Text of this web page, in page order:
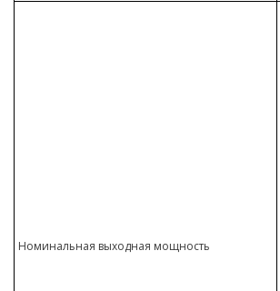
Номинальная выходная мощность